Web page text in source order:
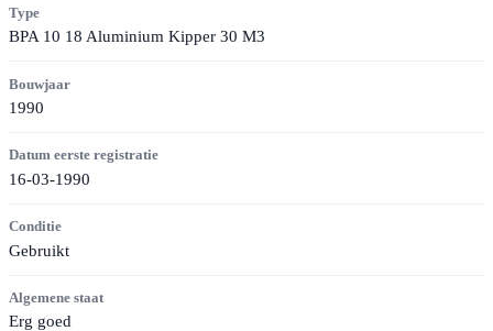
Type
BPA 10 18 Aluminium Kipper 30 M3
Bouwjaar
1990
Datum eerste registratie
16-03-1990
Conditie
Gebruikt
Algemene staat
Erg goed